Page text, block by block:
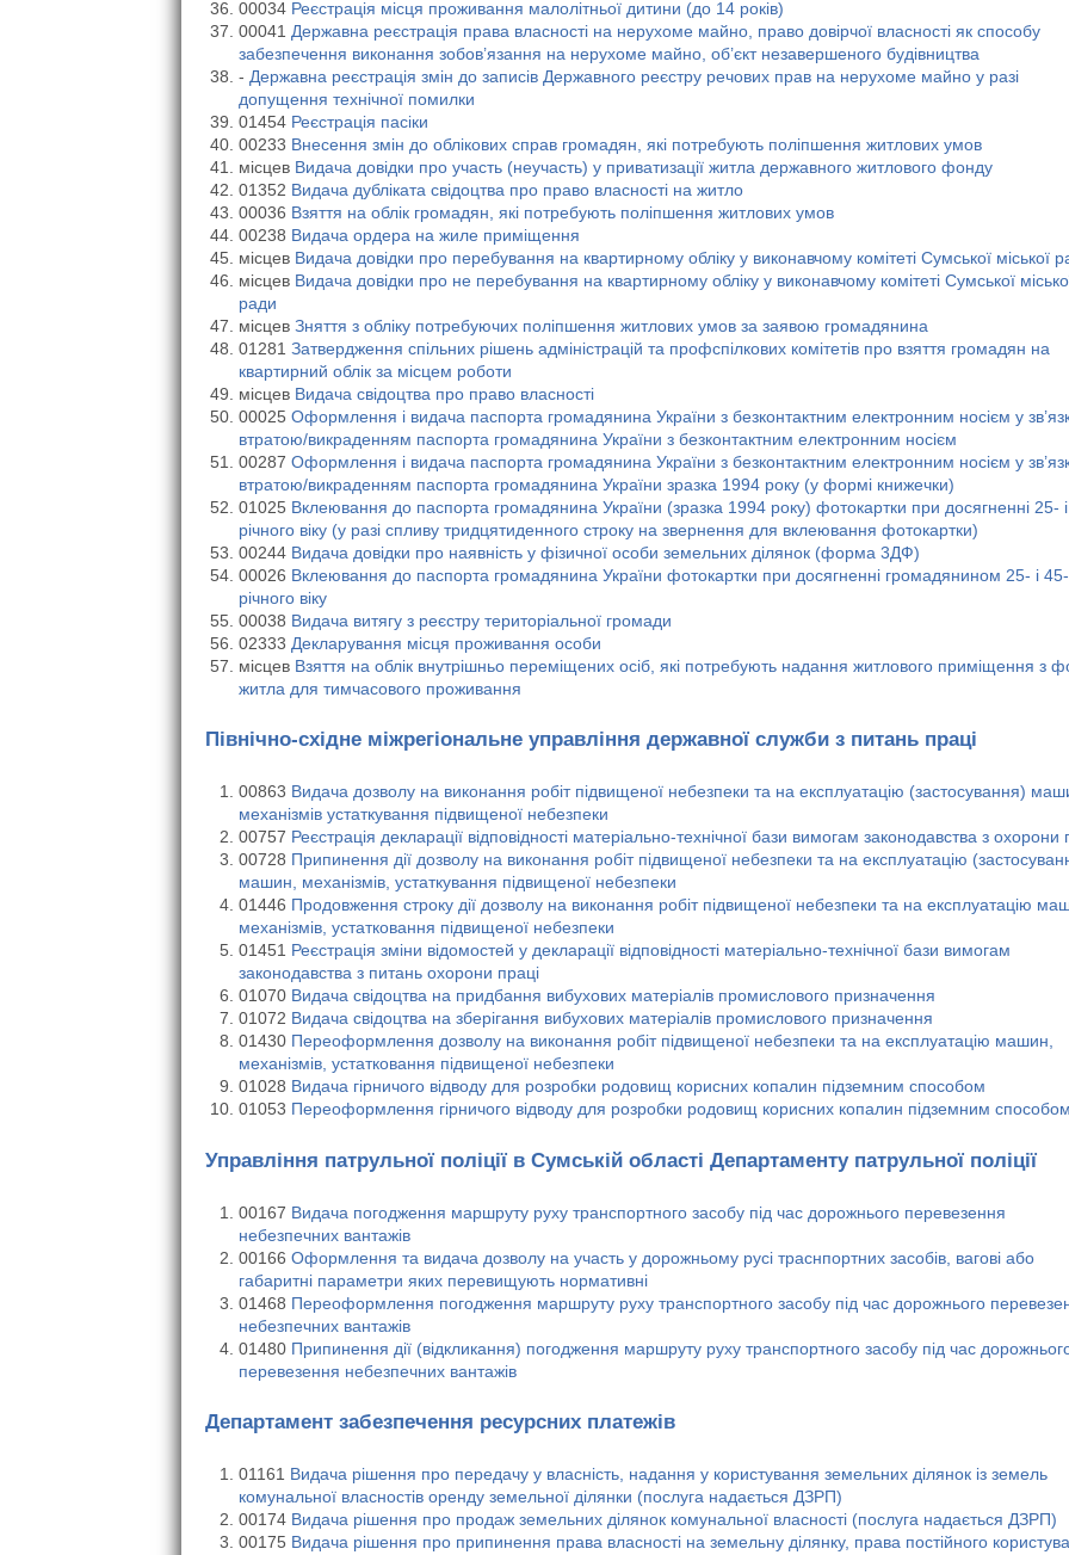
00034 Реєстрація місця проживання малолітньої дитини (до 14 років)
00041 Державна реєстрація права власності на нерухоме майно, право довірчої власності як способу
забезпечення виконання зобов’язання на нерухоме майно, об’єкт незавершеного будівництва
- Державна реєстрація змін до записів Державного реєстру речових прав на нерухоме майно у разі
допущення технічної помилки
01454 Реєстрація пасіки
00233 Внесення змін до облікових справ громадян, які потребують поліпшення житлових умов
місцев Видача довідки про участь (неучасть) у приватизації житла державного житлового фонду
01352 Видача дубліката свідоцтва про право власності на житло
00036 Взяття на облік громадян, які потребують поліпшення житлових умов
00238 Видача ордера на жиле приміщення
місцев Видача довідки про перебування на квартирному обліку у виконавчому комітеті Сумської міської
місцев Видача довідки про не перебування на квартирному обліку у виконавчому комітеті Сумської
ради
місцев Зняття з обліку потребуючих поліпшення житлових умов за заявою громадянина
01281 Затвердження спільних рішень адміністрацій та профспілкових комітетів про взяття громадян на
квартирний облік за місцем роботи
місцев Видача свідоцтва про право власності
00025 Оформлення і видача паспорта громадянина України з безконтактним електронним носієм у
втратою/викраденням паспорта громадянина України з безконтактним електронним носієм
00287 Оформлення і видача паспорта громадянина України з безконтактним електронним носієм у
втратою/викраденням паспорта громадянина України зразка 1994 року (у формі книжечки)
01025 Вклеювання до паспорта громадянина України (зразка 1994 року) фотокартки при досягненні 25-
річного віку (у разі спливу тридцятиденного строку на звернення для вклеювання фотокартки)
00244 Видача довідки про наявність у фізичної особи земельних ділянок (форма 3ДФ)
00026 Вклеювання до паспорта громадянина України фотокартки при досягненні громадянином 25- і 45-
річного віку
00038 Видача витягу з реєстру територіальної громади
02333 Декларування місця проживання особи
місцев Взяття на облік внутрішньо переміщених осіб, які потребують надання житлового приміщення з
житла для тимчасового проживання
Північно-східне міжрегіональне управління державної служби з питань праці
00863 Видача дозволу на виконання робіт підвищеної небезпеки та на експлуатацію (застосування)
механізмів устаткування підвищеної небезпеки
00757 Реєстрація декларації відповідності матеріально-технічної бази вимогам законодавства з охорони
00728 Припинення дії дозволу на виконання робіт підвищеної небезпеки та на експлуатацію
машин, механізмів, устаткування підвищеної небезпеки
01446 Продовження строку дії дозволу на виконання робіт підвищеної небезпеки та на експлуатацію
механізмів, устатковання підвищеної небезпеки
01451 Реєстрація зміни відомостей у декларації відповідності матеріально-технічної бази вимогам
законодавства з питань охорони праці
01070 Видача свідоцтва на придбання вибухових матеріалів промислового призначення
01072 Видача свідоцтва на зберігання вибухових матеріалів промислового призначення
01430 Переоформлення дозволу на виконання робіт підвищеної небезпеки та на експлуатацію машин,
механізмів, устатковання підвищеної небезпеки
01028 Видача гірничого відводу для розробки родовищ корисних копалин підземним способом
01053 Переоформлення гірничого відводу для розробки родовищ корисних копалин підземним способом
Управління патрульної поліції в Сумській області Департаменту патрульної поліції
00167 Видача погодження маршруту руху транспортного засобу під час дорожнього перевезення
небезпечних вантажів
00166 Оформлення та видача дозволу на участь у дорожньому русі траснпортних засобів, вагові або
габаритні параметри яких перевищують нормативні
01468 Переоформлення погодження маршруту руху транспортного засобу під час дорожнього
небезпечних вантажів
01480 Припинення дії (відкликання) погодження маршруту руху транспортного засобу під час
перевезення небезпечних вантажів
Департамент забезпечення ресурсних платежів
01161 Видача рішення про передачу у власність, надання у користування земельних ділянок із земель
комунальної власностів оренду земельної ділянки (послуга надається ДЗРП)
00174 Видача рішення про продаж земельних ділянок комунальної власності (послуга надається ДЗРП)
00175 Видача рішення про припинення права власності на земельну ділянку, права постійного